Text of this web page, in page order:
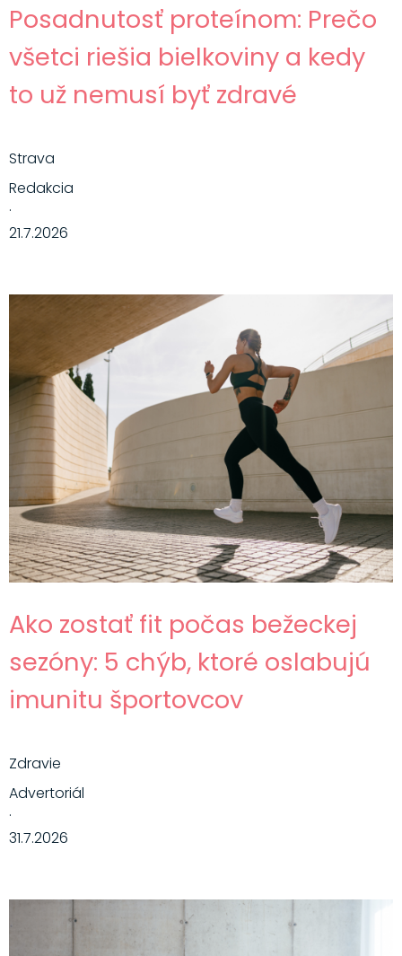
Posadnutosť proteínom: Prečo
všetci riešia bielkoviny a kedy
to už nemusí byť zdravé
Strava
Redakcia
·
21.7.2026
Ako zostať fit počas bežeckej
sezóny: 5 chýb, ktoré oslabujú
imunitu športovcov
Zdravie
Advertoriál
·
31.7.2026